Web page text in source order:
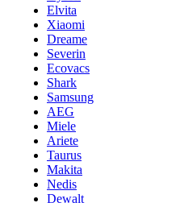
Elvita
Xiaomi
Dreame
Severin
Ecovacs
Shark
Samsung
AEG
Miele
Ariete
Taurus
Makita
Nedis
Dewalt